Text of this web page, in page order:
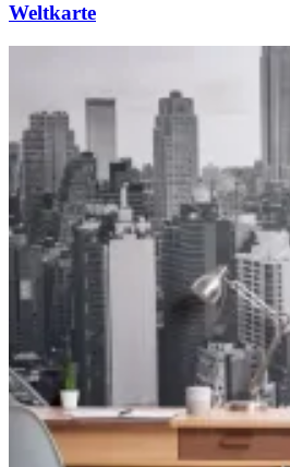
Weltkarte